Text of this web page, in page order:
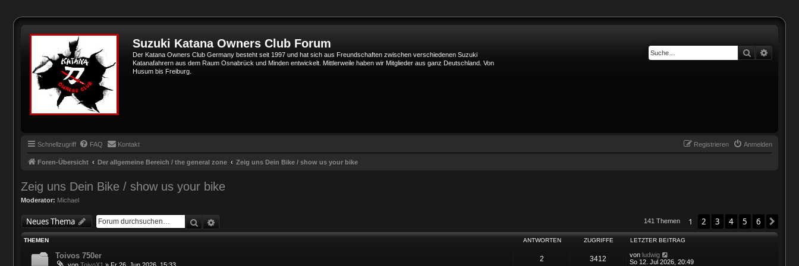
Suzuki Katana Owners Club Forum
Der Katana Owners Club Germany besteht seit 1997 und hat sich aus Freundschaften zwischen verschiedenen Suzuki
Katanafahrern aus dem Raum Osnabrück und Minden entwickelt. Mittlerweile haben wir Mitglieder aus ganz Deutschland. Von
Husum bis Freiburg.
Suche
Schnellzugriff FAQ Kontakt Anmelden
Registrieren
Foren-Übersicht Der allgemeine Bereich / the general zone Zeig uns Dein Bike / show us your bike
Zeig uns Dein Bike / show us your bike
Moderator: Michael
Neues Thema Suche 141 Themen 1 2 3 4 5 6
THEMEN ANTWORTEN ZUGRIFFE LETZTER BEITRAG
Toivos 750er
von ToivoX1 » Fr 26. Jun 2026, 15:33
2 3412 von ludwig
So 12. Jul 2026, 20:49